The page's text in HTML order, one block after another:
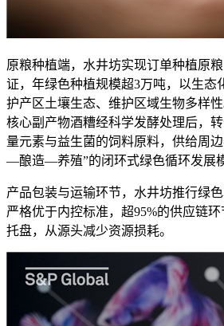
原粮种植端，水井坊实现订单种植原
证，年绿色种植规模超3万吨，以生态
护产区土壤生态、维护区域生物多样
核心副产物酒糟经科学发酵处理后，
量元素与益生菌的饲料原料，供给周
—酿造—养殖”的闭环式绿色循环发展
产品包装与运输环节，水井坊推行绿
严格优于内控标准，超95%的供应链
托盘，从源头减少资源损耗。